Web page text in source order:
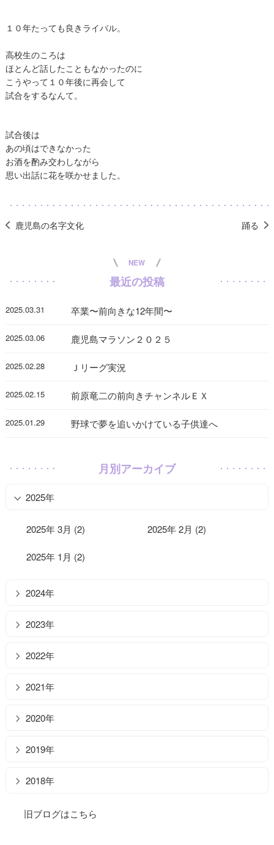
１０年たっても良きライバル。
高校生のころは
ほとんど話したこともなかったのに
こうやって１０年後に再会して
試合をするなんて。
試合後は
あの頃はできなかった
お酒を酌み交わしながら
思い出話に花を咲かせました。
鹿児島の名字文化 踊る
NEW
最近の投稿
2025.03.31 卒業〜前向きな12年間〜
2025.03.06 鹿児島マラソン２０２５
2025.02.28 Ｊリーグ実況
2025.02.15 前原竜二の前向きチャンネルＥＸ
2025.01.29 野球で夢を追いかけている子供達へ
月別アーカイブ
2025年
2025年 3月 (2) 2025年 2月 (2)
2025年 1月 (2)
2024年
2023年
2022年
2021年
2020年
2019年
2018年
旧ブログはこちら